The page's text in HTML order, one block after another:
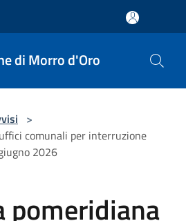
di Morro d'Oro
>
comunali per interruzione
2026
pomeridiana